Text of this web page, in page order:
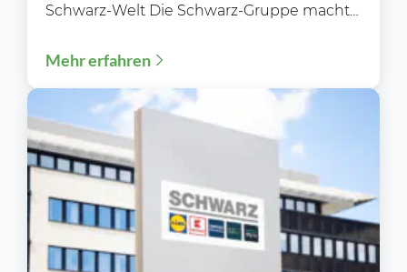
Schwarz-Welt Die Schwarz-Gruppe macht
mehr...
Mehr erfahren